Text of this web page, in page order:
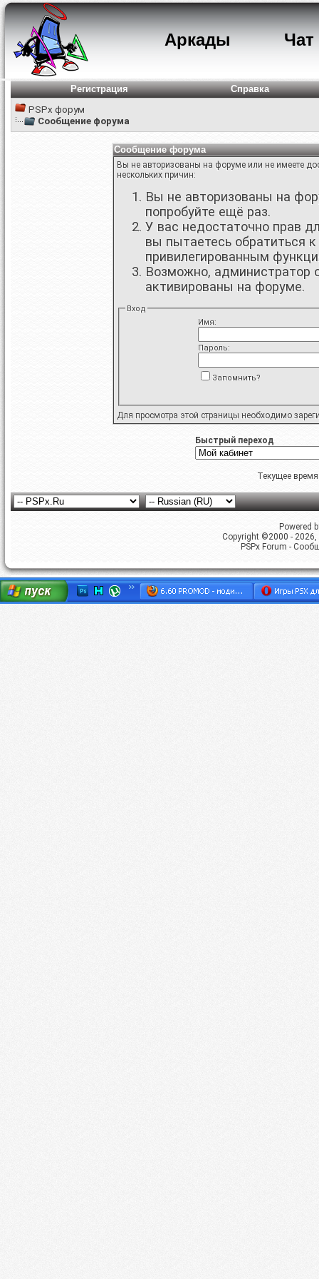
Аркады Чат
Регистрация
Справка
PSPx форум
Сообщение форума
Сообщение форума
Вы не авторизованы на форуме или не имеете
нескольких причин:
Вы не авторизованы на
попробуйте ещё раз.
У вас недостаточно прав
вы пытаетесь обратиться
привилегированным
Возможно, администратор
активированы на форуме.
Вход
Имя:
Пароль:
Запомнить?
Для просмотра этой страницы необходимо
Быстрый переход
Текущее
Powered
Copyright ©2000 -
PSPx Forum -